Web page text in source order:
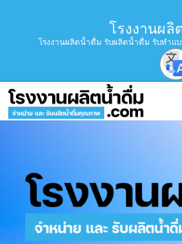
โรงงานผลิ
โรงงานผลิตน้ำดื่ม รับผลิตน้ำดื่ม รับทำ